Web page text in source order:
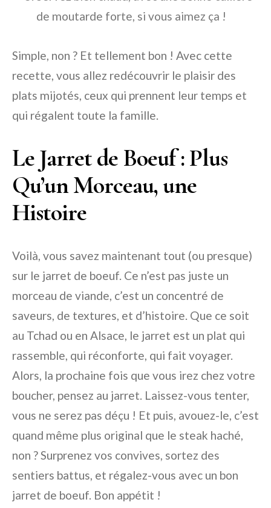
de moutarde forte, si vous aimez ça !
Simple, non ? Et tellement bon ! Avec cette
recette, vous allez redécouvrir le plaisir des
plats mijotés, ceux qui prennent leur temps et
qui régalent toute la famille.
Le Jarret de Boeuf : Plus
Qu’un Morceau, une
Histoire
Voilà, vous savez maintenant tout (ou presque)
sur le jarret de boeuf. Ce n’est pas juste un
morceau de viande, c’est un concentré de
saveurs, de textures, et d’histoire. Que ce soit
au Tchad ou en Alsace, le jarret est un plat qui
rassemble, qui réconforte, qui fait voyager.
Alors, la prochaine fois que vous irez chez votre
boucher, pensez au jarret. Laissez-vous tenter,
vous ne serez pas déçu ! Et puis, avouez-le, c’est
quand même plus original que le steak haché,
non ? Surprenez vos convives, sortez des
sentiers battus, et régalez-vous avec un bon
jarret de boeuf. Bon appétit !